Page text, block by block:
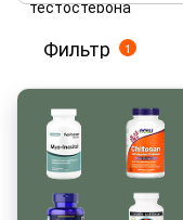
Фильтр 1
Бренд
Нет товаров